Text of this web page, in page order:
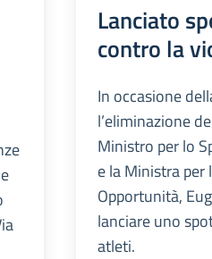
Lanciato
contro la
In occasione
l’eliminazione
Ministro per lo
e la Ministra per
Opportunità,
lanciare uno
atleti.